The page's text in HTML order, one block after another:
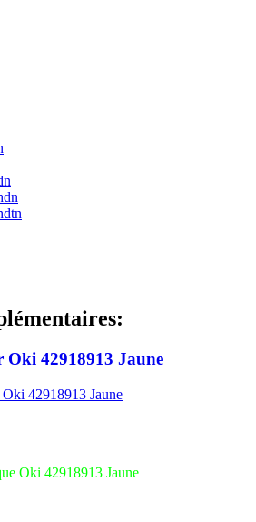
Oki 42918913 Jaune
Oki 42918913 Jaune